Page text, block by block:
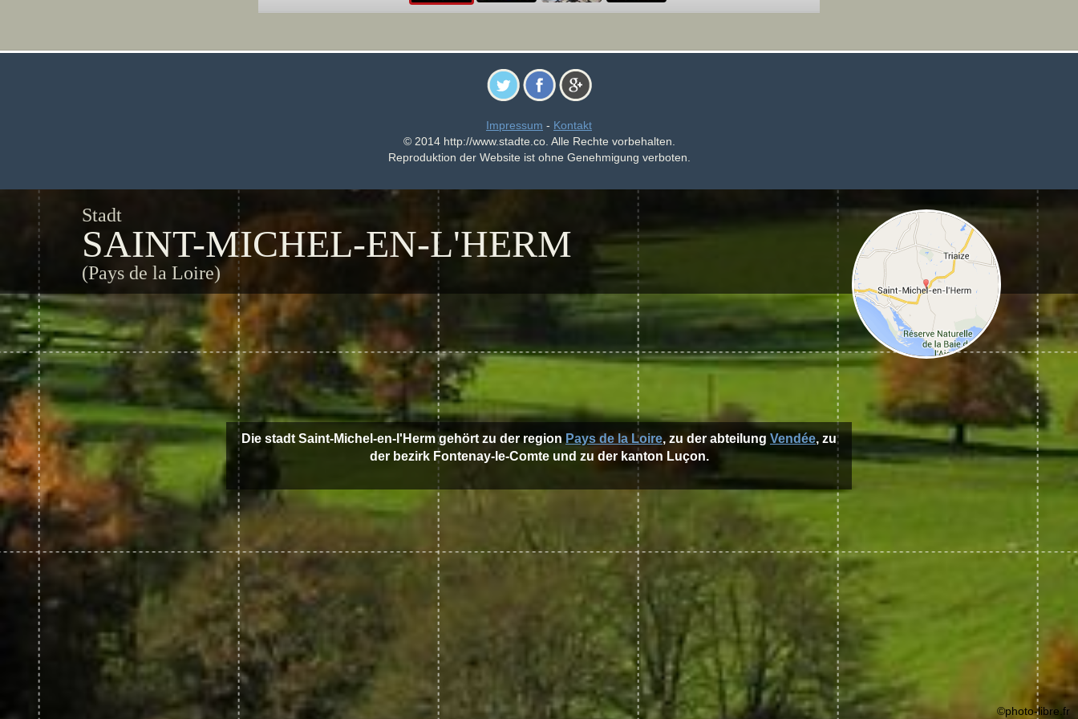
Impressum - Kontakt
© 2014 http://www.stadte.co. Alle Rechte vorbehalten.
Reproduktion der Website ist ohne Genehmigung verboten.
Stadt
SAINT-MICHEL-EN-L'HERM
(Pays de la Loire)
Die stadt Saint-Michel-en-l'Herm gehört zu der region Pays de la Loire, zu der abteilung Vendée, zu
der bezirk Fontenay-le-Comte und zu der kanton Luçon.
©photo-libre.fr